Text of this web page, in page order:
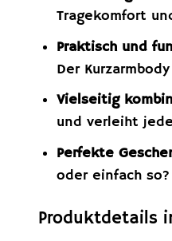
Tragekomfort
Praktisch und
Der
Vielseitig
und verleiht
Perfekte
oder einfach
Produktdetails